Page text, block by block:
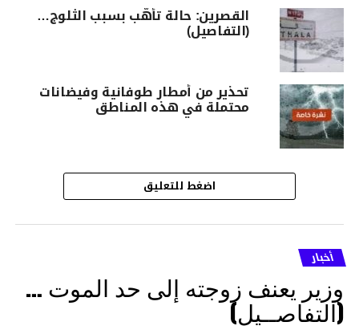
القصرين: حالة تأهّب بسبب الثّلوج…
(التفاصيل)
تحذير من أمطار طوفانية وفيضانات
محتملة في هذه المناطق
اضغط للتعليق
أخبار
وزير يعنف زوجته إلى حد الموت …
(التفاصــيل)